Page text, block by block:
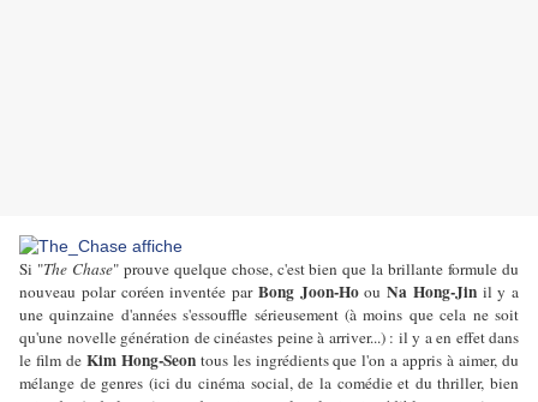
Si "The Chase" prouve quelque chose, c'est bien que la brillante formule du
nouveau polar coréen inventée par Bong Joon-Hoou Na Hong-Jinil y a
une quinzaine d'années s'essouffle sérieusement (à moins que cela ne soit
qu'une novelle génération de cinéastes peine à arriver...) : il y a en effet dans
le film de Kim Hong-Seontous les ingrédients que l'on a appris à aimer, du
mélange de genres (ici du cinéma social, de la comédie et du thriller, bien